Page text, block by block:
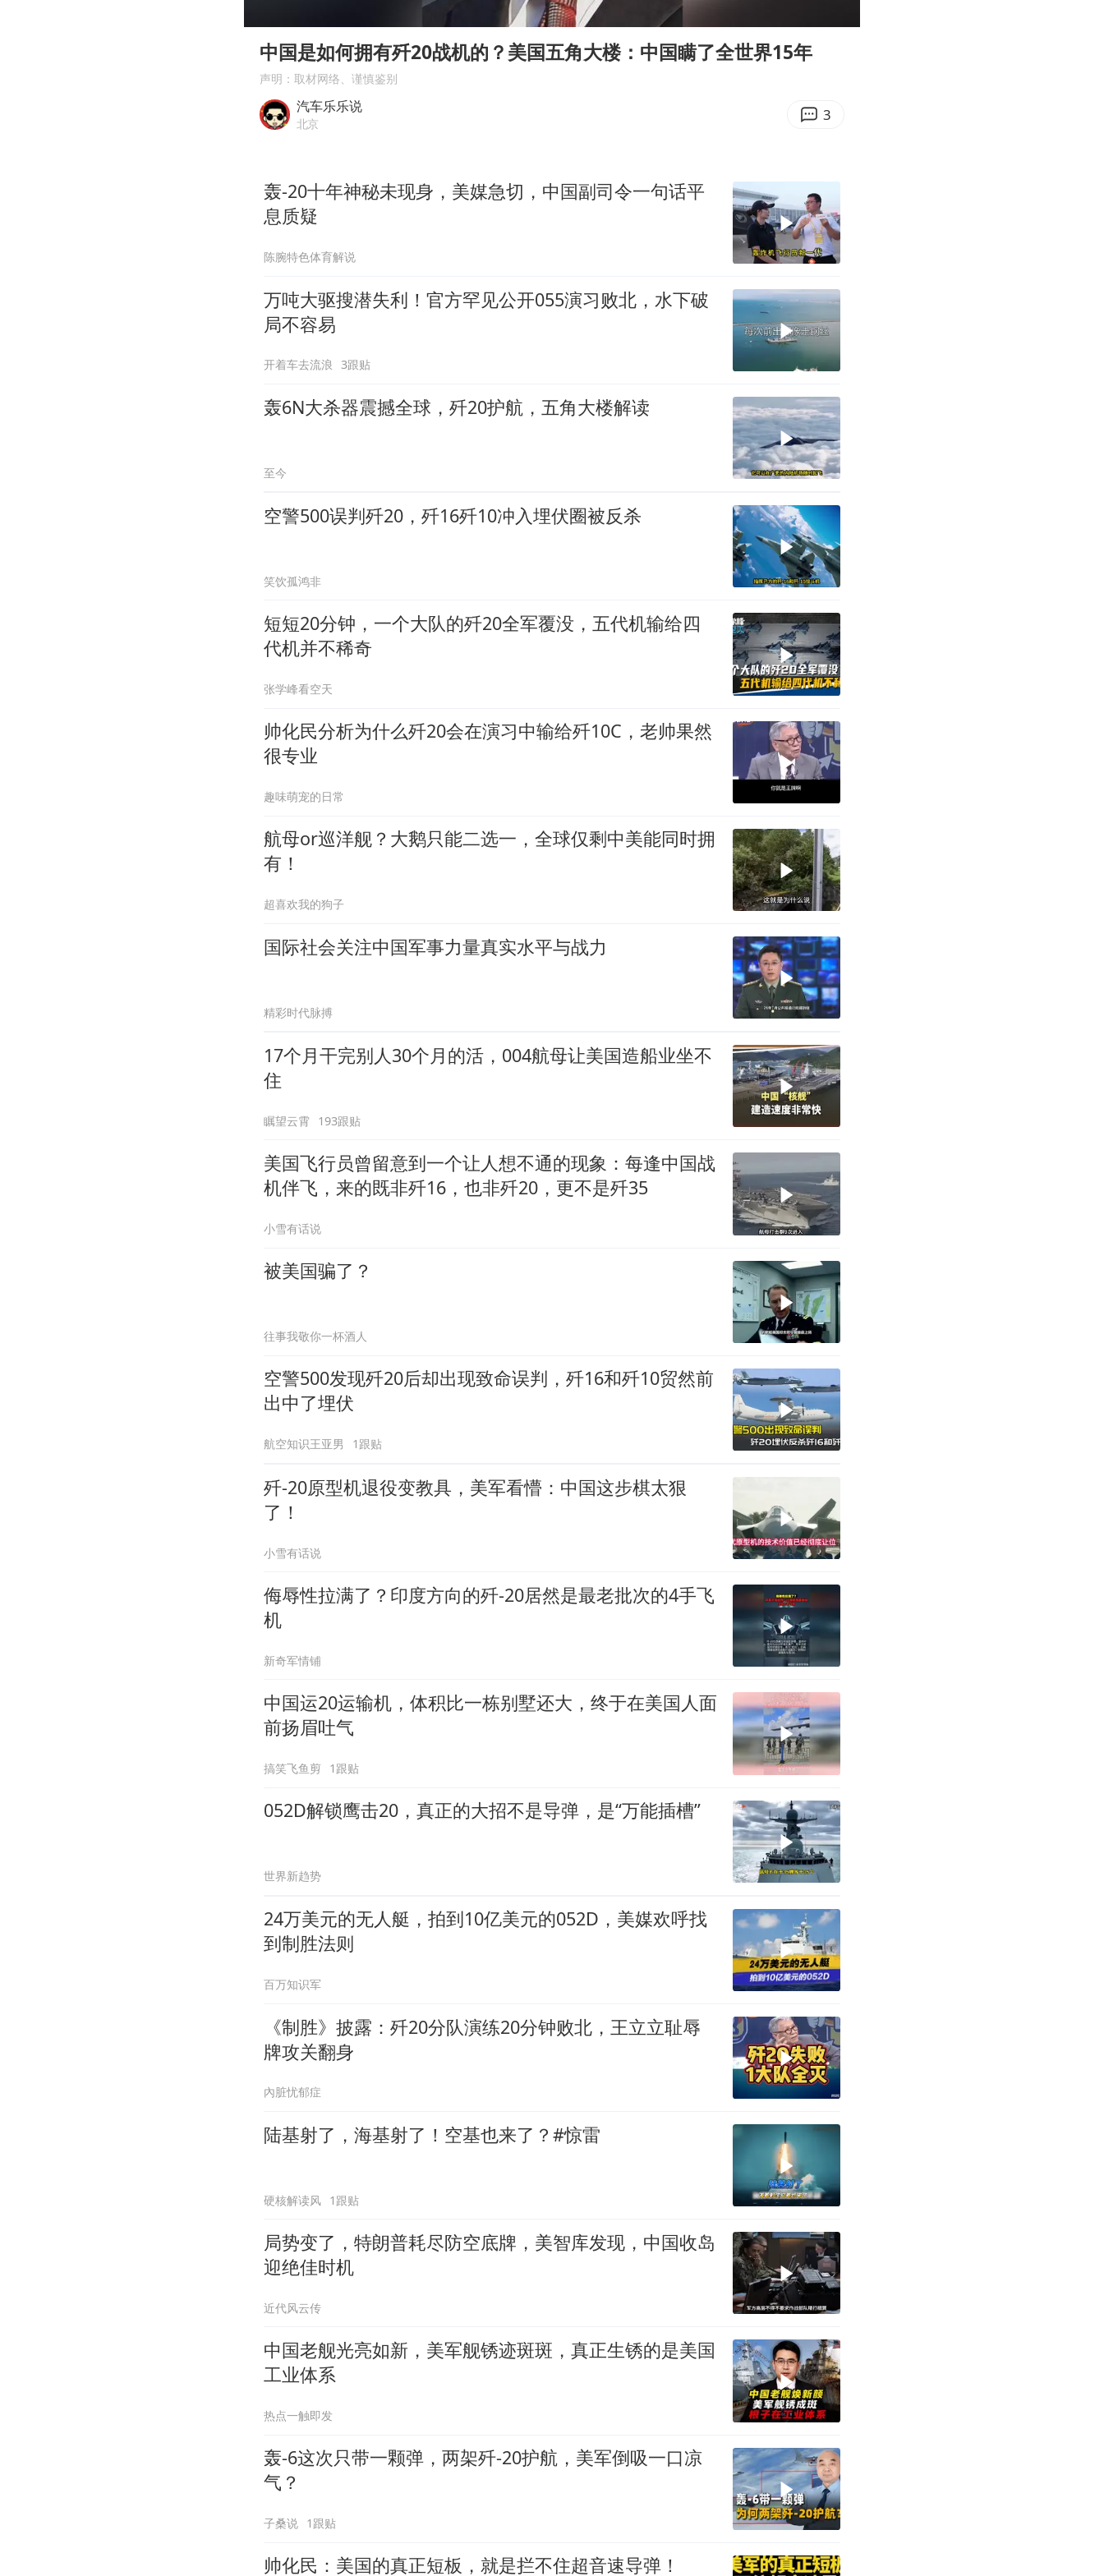
我国编制完成新版全月地质图
“深圳地面沉降致车辆损坏”不实
多地要求领导干部带头休假
中国是如何拥有歼20战机的？美国五角大楼：中国瞒了全世界15年
声明：取材网络、谨慎鉴别
汽车乐乐说
北京 3
轰-20十年神秘未现身，美媒急切，中国副司令一句话平
息质疑
陈腕特色体育解说
万吨大驱搜潜失利！官方罕见公开055演习败北，水下破
局不容易
开着车去流浪 3跟贴
轰6N大杀器震撼全球，歼20护航，五角大楼解读
至今
空警500误判歼20，歼16歼10冲入埋伏圈被反杀
笑饮孤鸿非
短短20分钟，一个大队的歼20全军覆没，五代机输给四
代机并不稀奇
张学峰看空天
帅化民分析为什么歼20会在演习中输给歼10C，老帅果然
很专业
趣味萌宠的日常
航母or巡洋舰？大鹅只能二选一，全球仅剩中美能同时拥
有！
超喜欢我的狗子
国际社会关注中国军事力量真实水平与战力
精彩时代脉搏
17个月干完别人30个月的活，004航母让美国造船业坐不
住
瞩望云霄 193跟贴
美国飞行员曾留意到一个让人想不通的现象：每逢中国战
机伴飞，来的既非歼16，也非歼20，更不是歼35
小雪有话说
被美国骗了？
往事我敬你一杯酒人
空警500发现歼20后却出现致命误判，歼16和歼10贸然前
出中了埋伏
航空知识王亚男 1跟贴
歼-20原型机退役变教具，美军看懵：中国这步棋太狠
了！
小雪有话说
侮辱性拉满了？印度方向的歼-20居然是最老批次的4手飞
机
新奇军情铺
中国运20运输机，体积比一栋别墅还大，终于在美国人面
前扬眉吐气
搞笑飞鱼剪 1跟贴
052D解锁鹰击20，真正的大招不是导弹，是“万能插槽”
世界新趋势
24万美元的无人艇，拍到10亿美元的052D，美媒欢呼找
到制胜法则
百万知识军
《制胜》披露：歼20分队演练20分钟败北，王立立耻辱
牌攻关翻身
內脏忧郁症
陆基射了，海基射了！空基也来了？#惊雷
硬核解读风 1跟贴
局势变了，特朗普耗尽防空底牌，美智库发现，中国收岛
迎绝佳时机
近代风云传
中国老舰光亮如新，美军舰锈迹斑斑，真正生锈的是美国
工业体系
热点一触即发
轰-6这次只带一颗弹，两架歼-20护航，美军倒吸一口凉
气？
子桑说 1跟贴
帅化民：美国的真正短板，就是拦不住超音速导弹！